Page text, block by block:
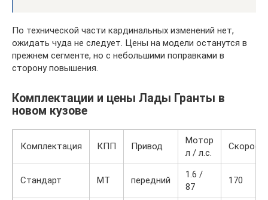
По технической части кардинальных изменений нет,
ожидать чуда не следует. Цены на модели останутся в
прежнем сегменте, но с небольшими поправками в
сторону повышения.
Комплектации и цены Лады Гранты в
новом кузове
Комплектация КПП Привод
Мотор
л / л.с.
Стандарт МТ передний
1.6 /
87
170